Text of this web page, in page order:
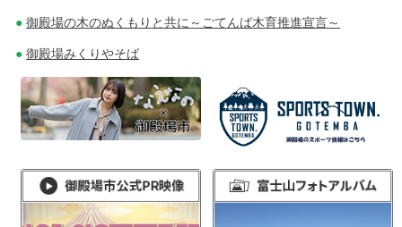
御殿場の木のぬくもりと共に～ごてんば木育推進宣言～
御殿場みくりやそば